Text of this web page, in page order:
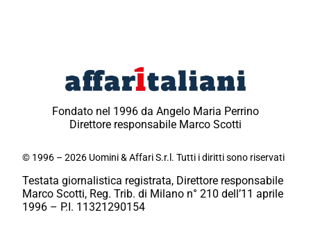
Fondato nel 1996 da Angelo Maria Perrino
Direttore responsabile Marco Scotti
© 1996 – 2026 Uomini & Affari S.r.l. Tutti i diritti sono riservati
Testata giornalistica registrata, Direttore responsabile
Marco Scotti, Reg. Trib. di Milano n° 210 dell’11 aprile
1996 – P.I. 11321290154